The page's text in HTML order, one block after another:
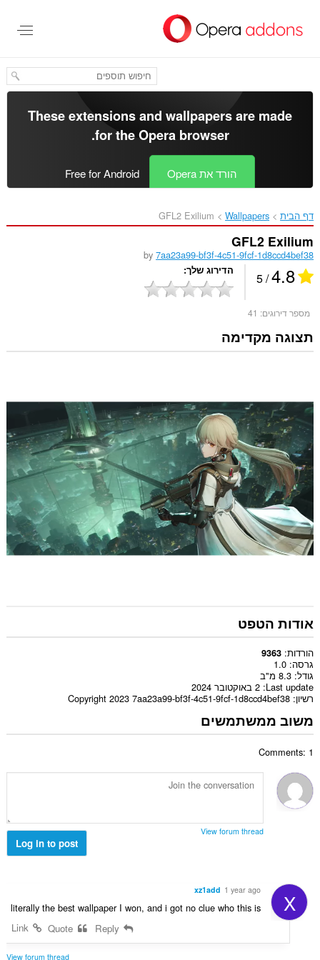
העיקרי
These extensions and wallpapers are made
for theOpera browser
.
הורד את Opera Free for Android
דף הבית Wallpapers
GFL2 Exilium‎
GFL2 Exilium
by7aa23a99-bf3f-4c51-9fcf-1d8ccd4bef38
4.8
/ 5 הדירוג שלך
מספר דירוגים: 41
תצוגה מקדימה
אודות הטפט
הורדות 9363
גרסה 1.0
גודל 8.3 מ"ב
Last update 2 באוקטובר 2024
רשיון Copyright 2023 7aa23a99-bf3f-4c51-9fcf-1d8ccd4bef38
משוב ממשתמשים
Comments: 1
View forum thread
Log in to post
X
xz1add 1 year ago
literally the best wallpaper I won, and i got no clue who this is
View forum thread